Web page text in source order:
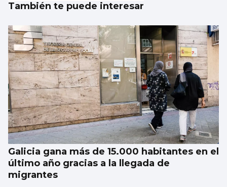
También te puede interesar
Galicia gana más de 15.000 habitantes en el
último año gracias a la llegada de
migrantes